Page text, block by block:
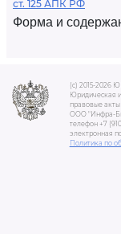
ст. 125 АПК РФ
Форма и
(c) 2015-2026
Юридическая
правовые
ООО "Инфра-
телефон +7
электронная
Политика по